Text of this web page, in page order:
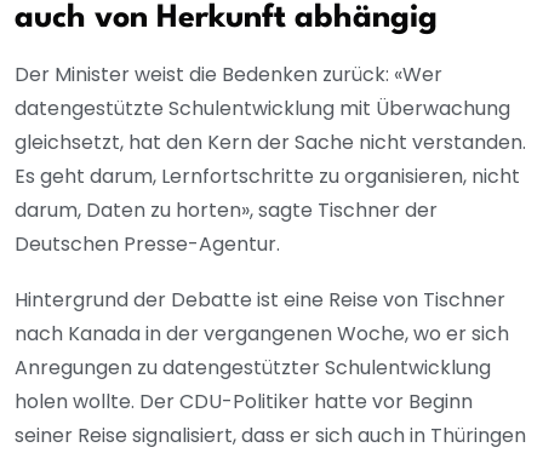
auch von Herkunft abhängig
Der Minister weist die Bedenken zurück: «Wer
datengestützte Schulentwicklung mit Überwachung
gleichsetzt, hat den Kern der Sache nicht verstanden.
Es geht darum, Lernfortschritte zu organisieren, nicht
darum, Daten zu horten», sagte Tischner der
Deutschen Presse-Agentur.
Hintergrund der Debatte ist eine Reise von Tischner
nach Kanada in der vergangenen Woche, wo er sich
Anregungen zu datengestützter Schulentwicklung
holen wollte. Der CDU-Politiker hatte vor Beginn
seiner Reise signalisiert, dass er sich auch in Thüringen